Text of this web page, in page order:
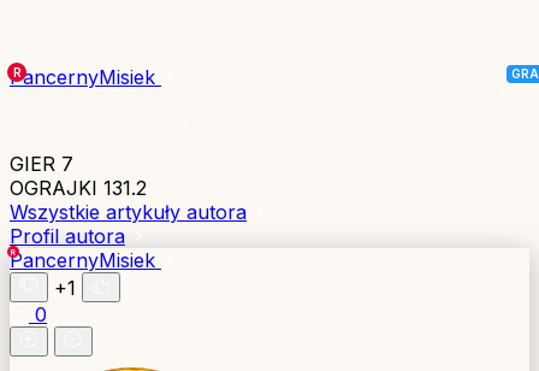
PancernyMisiek
GIER 7
OGRAJKI 131.2
Wszystkie artykuły autora
Profil autora
PancernyMisiek
+1
0